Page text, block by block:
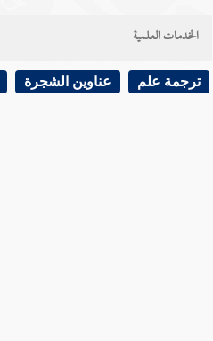
الخدمات العلمية
ترجمة علم عناوين الشجرة